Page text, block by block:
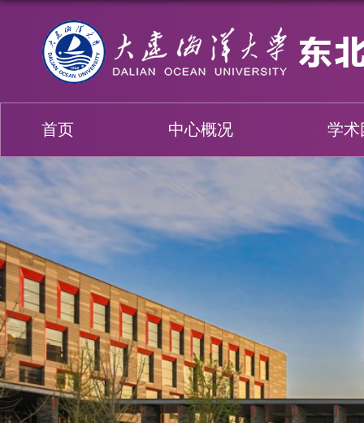
首页 中心概况 学术